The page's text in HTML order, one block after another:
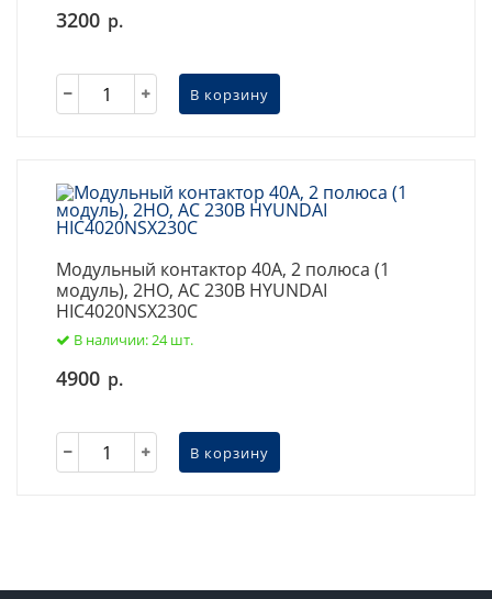
3200 р.
В корзину
Модульный контактор 40А, 2 полюса (1
модуль), 2НО, AC 230В HYUNDAI
HIC4020NSX230C
В наличии: 24 шт.
4900 р.
В корзину